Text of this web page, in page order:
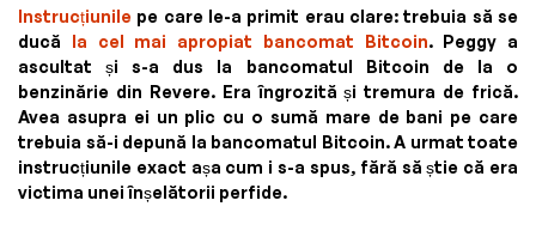
Instrucțiunile pe care le-a primit erau clare: trebuia să se
ducă la cel mai apropiat bancomat Bitcoin. Peggy a
ascultat și s-a dus la bancomatul Bitcoin de la o
benzinărie din Revere. Era îngrozită și tremura de frică.
Avea asupra ei un plic cu o sumă mare de bani pe care
trebuia să-i depună la bancomatul Bitcoin. A urmat toate
instrucțiunile exact așa cum i s-a spus, fără să știe că era
victima unei înșelătorii perfide.